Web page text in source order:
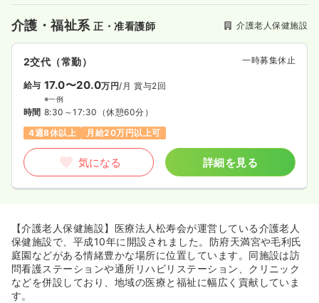
介護・福祉系正・准看護師 介護老人保健施設
2交代（常勤） 一時募集休止
給与 17.0〜20.0万円/月 賞与2回
※一例
時間 8:30～17:30 （休憩60分）
4週8休以上
月給20万円以上可
気になる 詳細を見る
【介護老人保健施設】医療法人松寿会が運営している介護老人
保健施設で、平成10年に開設されました。防府天満宮や毛利氏
庭園などがある情緒豊かな場所に位置しています。同施設は訪
問看護ステーションや通所リハビリステーション、クリニック
などを併設しており、地域の医療と福祉に幅広く貢献していま
す。